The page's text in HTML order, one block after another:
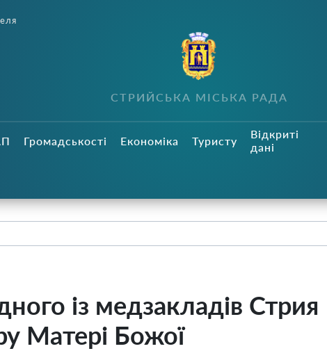
СТРИЙСЬКА МІСЬКА РАДА
Громадськості Економіка Туристу
Відкриті
дані
із медзакладів Стрия
Матері Божої